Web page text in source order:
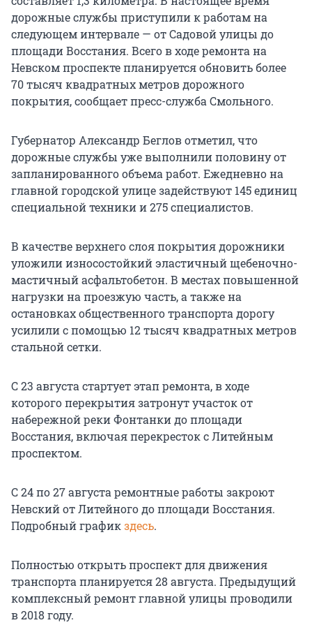
дорожные службы приступили к работам на
следующем интервале — от Садовой улицы до
площади Восстания. Всего в ходе ремонта на
Невском проспекте планируется обновить более
70 тысяч квадратных метров дорожного
покрытия, сообщает пресс-служба Смольного.
Губернатор Александр Беглов отметил, что
дорожные службы уже выполнили половину от
запланированного объема работ. Ежедневно на
главной городской улице задействуют 145 единиц
специальной техники и 275 специалистов.
В качестве верхнего слоя покрытия дорожники
уложили износостойкий эластичный щебеночно-
мастичный асфальтобетон. В местах повышенной
нагрузки на проезжую часть, а также на
остановках общественного транспорта дорогу
усилили с помощью 12 тысяч квадратных метров
стальной сетки.
С 23 августа стартует этап ремонта, в ходе
которого перекрытия затронут участок от
набережной реки Фонтанки до площади
Восстания, включая перекресток с Литейным
проспектом.
С 24 по 27 августа ремонтные работы закроют
Невский от Литейного до площади Восстания.
Подробный графикздесь.
Полностью открыть проспект для движения
транспорта планируется 28 августа. Предыдущий
комплексный ремонт главной улицы проводили
в 2018 году.